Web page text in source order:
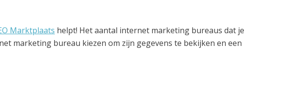
Marktplaats helpt! Het aantal internet marketing bureaus dat je
marketing bureau kiezen om zijn gegevens te bekijken en een